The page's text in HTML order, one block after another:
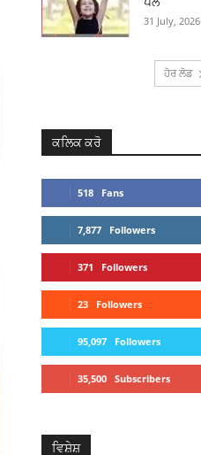
31 July, 2026
ਹੋਰ ਲੋਡ
ਕਲਿਕ ਕਰੋ
518 Fans
7,877 Followers
371 Followers
23 Followers
95,097 Followers
35,500 Subscribers
ਵਿਸ਼ੇਸ਼